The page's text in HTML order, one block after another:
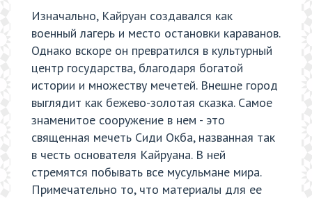
Изначально, Кайруан создавался как
военный лагерь и место остановки караванов.
Однако вскоре он превратился в культурный
центр государства, благодаря богатой
истории и множеству мечетей. Внешне город
выглядит как бежево-золотая сказка. Самое
знаменитое сооружение в нем - это
священная мечеть Сиди Окба, названная так
в честь основателя Кайруана. В ней
стремятся побывать все мусульмане мира.
Примечательно то, что материалы для ее